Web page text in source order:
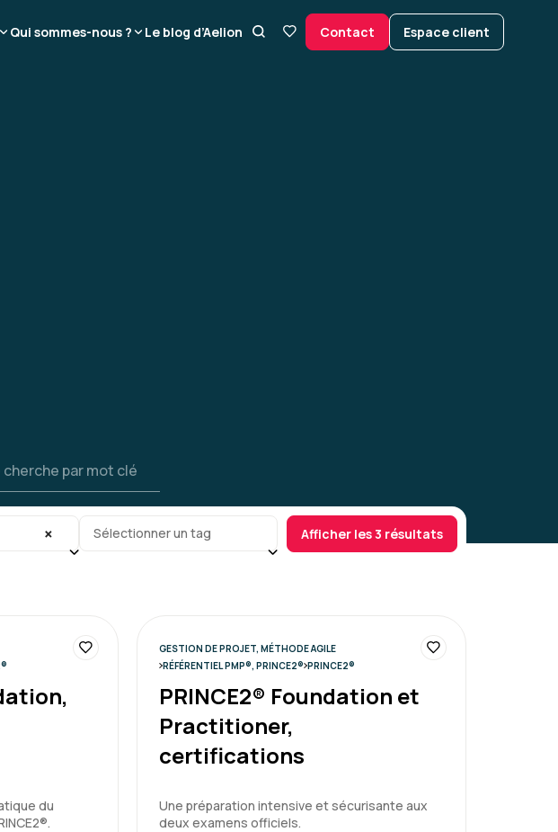
Qui sommes-nous ? Le blog d’Aelion Contact Espace client
cherche par mot clé
× TagSélectionner un tag Afficher les 3 résultats
du
GESTION DE PROJET, MÉTHODE AGILE
RÉFÉRENTIEL PMP®, PRINCE2® PRINCE2®
PRINCE2® Foundation et
Practitioner,
certifications
Une préparation intensive et sécurisante aux
deux examens officiels.